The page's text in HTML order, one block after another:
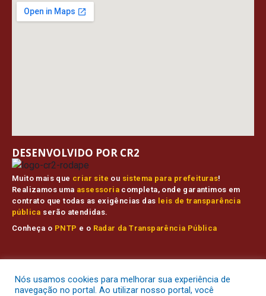
Muito mais que criar site ou sistema para prefeituras!
Realizamos uma assessoria completa, onde garantimos em
contrato que todas as exigências das leis de transparência
pública serão atendidas.
Conheça o PNTP e o Radar da Transparência Pública
DESENVOLVIDO POR CR2
Todos os direitos reservados aPrefeitura Municipal de Muaná.
Mapa do SiteAcessar Área AdministrativaAcessar o Webmail
Nós usamos cookies para melhorar sua experiência de
navegação no portal. Ao utilizar nosso portal, você